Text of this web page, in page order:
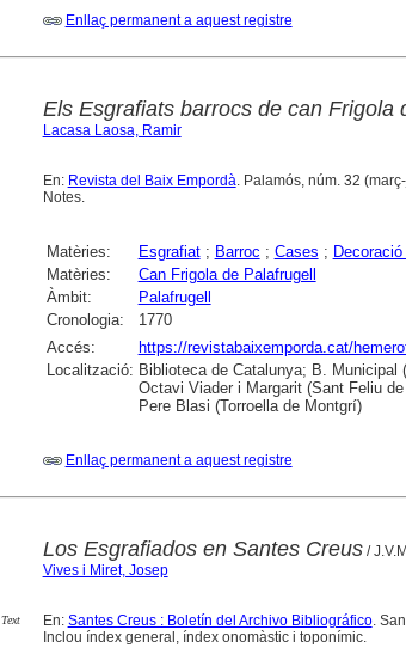
Enllaç permanent a aquest registre
Els Esgrafiats barrocs de can Frigola
Lacasa Laosa, Ramir
En: Revista del Baix Empordà. Palamós, núm. 32
Notes.
Matèries: Esgrafiat; Barroc ; Cases ;
Matèries:
Can Frigola de Palafrugell
Àmbit:
Palafrugell
Cronologia:
1770
Accés:
https://revistabaixemporda.cat/
Localització: Biblioteca de Catalunya; B.
Octavi Viader i Margarit (Sant Feliu
Pere Blasi (Torroella de Montgrí)
Enllaç permanent a aquest registre
Text
Los Esgrafiados en Santes Creus/
Vives i Miret, Josep
En: Santes Creus : Boletín del Archivo Bibliográfico.
Inclou índex general, índex onomàstic i toponímic.